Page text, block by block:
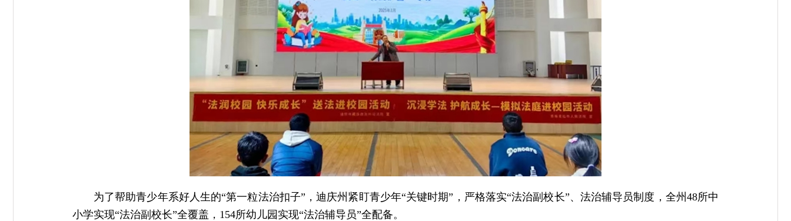
为了帮助青少年系好人生的“第一粒法治扣子”，迪庆州 紧盯青少年“关键时期”，严格落实“法治副校长”、法治辅导员制度，全州48所中
小学实现“法治副校长”全覆盖，154所幼儿园实现“法治辅导员”全配备。